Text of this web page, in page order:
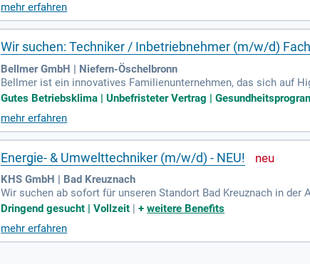
mehr erfahren
Wir suchen: Techniker / Inbetriebnehmer (m/w/d)
Bellmer GmbH | Niefern-Öschelbronn
Bellmer ist ein innovatives Familienunternehmen, das sich auf
t. Mit über 900 Mitarbeitern in zehn Ländern fördern wir
ology bietet effiziente Lösungen zur Trennung von
ktuell suchen wir einen Techniker / Inbetriebnehmer (m/w/d)
elbronn. In dieser Rolle unterstützen Sie weltweit Projekte in
Gutes Betriebsklima | Unbefristeter Vertrag |
mehr erfahren
Energie- & Umwelttechniker (m/w/d) - NEU!
KHS GmbH | Bad Kreuznach
Wir suchen ab sofort für unseren Standort Bad Kreuznach in
Bei KHS arbeiten Sie in einer zukunftsträchtigen
Dringend gesucht | Vollzeit |+weitere Benefits
mehr erfahren